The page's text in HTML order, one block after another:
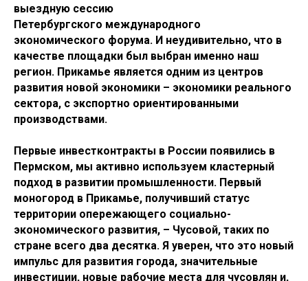
выездную сессию
Петербургского международного
экономического форума. И неудивительно, что в
качестве площадки был выбран именно наш
регион. Прикамье является одним из центров
развития новой экономики – экономики реального
сектора, с экспортно ориентированными
производствами.
Первые инвестконтракты в России появились в
Пермском, мы активно используем кластерный
подход в развитии промышленности. Первый
моногород в Прикамье, получивший статус
территории опережающего социально-
экономического развития, – Чусовой, таких по
стране всего два десятка. Я уверен, что это новый
импульс для развития города, значительные
инвестиции, новые рабочие места для чусовлян и,